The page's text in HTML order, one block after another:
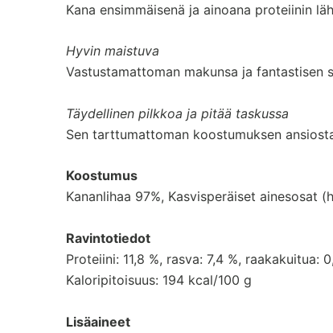
Kana ensimmäisenä ja ainoana proteiinin
Hyvin maistuva
Vastustamattoman makunsa ja fantastisen
Täydellinen pilkkoa ja pitää taskussa
Sen tarttumattoman koostumuksen
Koostumus
Kananlihaa 97%, Kasvisperäiset ainesosat
Ravintotiedot
Proteiini: 11,8 %, rasva: 7,4 %, raakakuitua:
Kaloripitoisuus: 194 kcal/100 g
Lisäaineet